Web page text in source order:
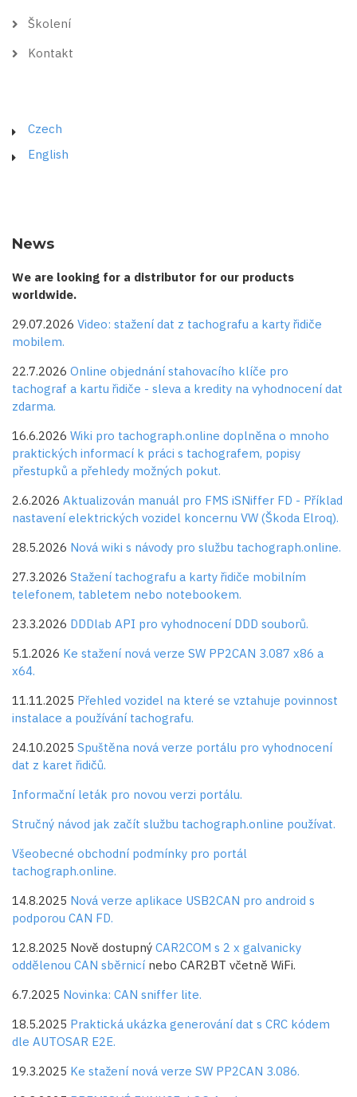
Školení
Kontakt
Czech
English
News
We are looking for a distributor for our products
worldwide.
29.07.2026 Video: stažení dat z tachografu a karty řidiče
mobilem.
22.7.2026 Online objednání stahovacího klíče pro
tachograf a kartu řidiče - sleva a kredity na vyhodnocení dat
zdarma.
16.6.2026 Wiki pro tachograph.online doplněna o mnoho
praktických informací k práci s tachografem, popisy
přestupků a přehledy možných pokut.
2.6.2026 Aktualizován manuál pro FMS iSNiffer FD - Příklad
nastavení elektrických vozidel koncernu VW (Škoda Elroq).
28.5.2026 Nová wiki s návody pro službu tachograph.online.
27.3.2026 Stažení tachografu a karty řidiče mobilním
telefonem, tabletem nebo notebookem.
23.3.2026 DDDlab API pro vyhodnocení DDD souborů.
5.1.2026 Ke stažení nová verze SW PP2CAN 3.087 x86 a
x64.
11.11.2025 Přehled vozidel na které se vztahuje povinnost
instalace a používání tachografu.
24.10.2025 Spuštěna nová verze portálu pro vyhodnocení
dat z karet řidičů.
Informační leták pro novou verzi portálu.
Stručný návod jak začít službu tachograph.online používat.
Všeobecné obchodní podmínky pro portál
tachograph.online.
14.8.2025 Nová verze aplikace USB2CAN pro android s
podporou CAN FD.
12.8.2025 Nově dostupný CAR2COM s 2 x galvanicky
oddělenou CAN sběrnicí nebo CAR2BT včetně WiFi.
6.7.2025 Novinka: CAN sniffer lite.
18.5.2025 Praktická ukázka generování dat s CRC kódem
dle AUTOSAR E2E.
19.3.2025 Ke stažení nová verze SW PP2CAN 3.086.